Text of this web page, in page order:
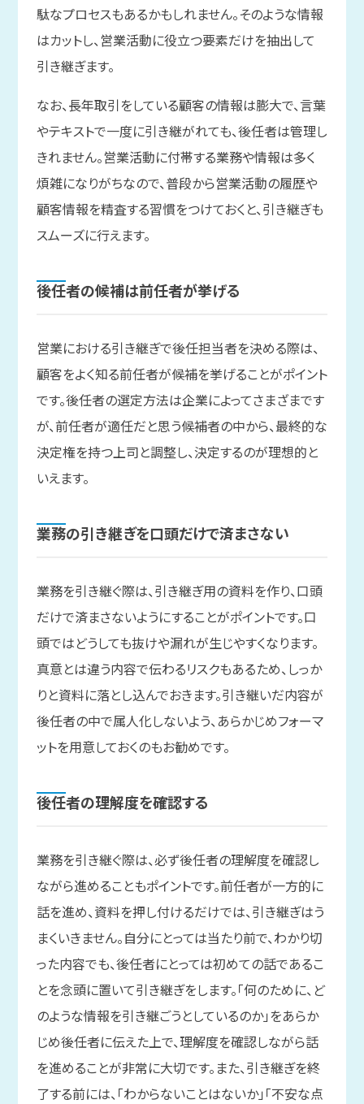
駄なプロセスもあるかもしれません。そのような情報
はカットし、営業活動に役立つ要素だけを抽出して
引き継ぎます。
なお、長年取引をしている顧客の情報は膨大で、言葉
やテキストで一度に引き継がれても、後任者は管理し
きれません。営業活動に付帯する業務や情報は多く
煩雑になりがちなので、普段から営業活動の履歴や
顧客情報を精査する習慣をつけておくと、引き継ぎも
スムーズに行えます。
後任者の候補は前任者が挙げる
営業における引き継ぎで後任担当者を決める際は、
顧客をよく知る前任者が候補を挙げることがポイント
です。後任者の選定方法は企業によってさまざまです
が、前任者が適任だと思う候補者の中から、最終的な
決定権を持つ上司と調整し、決定するのが理想的と
いえます。
業務の引き継ぎを口頭だけで済まさない
業務を引き継ぐ際は、引き継ぎ用の資料を作り、口頭
だけで済まさないようにすることがポイントです。口
頭ではどうしても抜けや漏れが生じやすくなります。
真意とは違う内容で伝わるリスクもあるため、しっか
りと資料に落とし込んでおきます。引き継いだ内容が
後任者の中で属人化しないよう、あらかじめフォーマ
ットを用意しておくのもお勧めです。
後任者の理解度を確認する
業務を引き継ぐ際は、必ず後任者の理解度を確認し
ながら進めることもポイントです。前任者が一方的に
話を進め、資料を押し付けるだけでは、引き継ぎはう
まくいきません。自分にとっては当たり前で、わかり切
った内容でも、後任者にとっては初めての話であるこ
とを念頭に置いて引き継ぎをします。「何のために、ど
のような情報を引き継ごうとしているのか」をあらか
じめ後任者に伝えた上で、理解度を確認しながら話
を進めることが非常に大切です。また、引き継ぎを終
了する前には、「わからないことはないか」「不安な点